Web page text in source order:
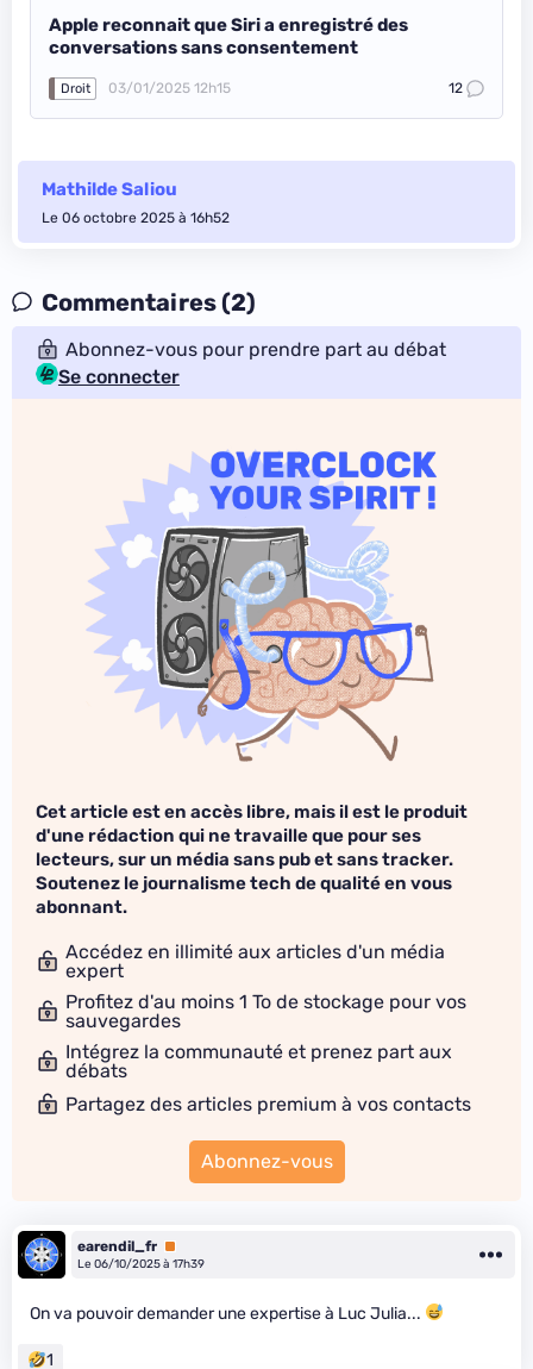
Apple reconnait que Siri a enregistré des
conversations sans consentement
Droit 03/01/2025 12h15 12
Mathilde Saliou
Le 06 octobre 2025 à 16h52
Commentaires (2)
Abonnez-vous pour prendre part au débat
Se connecter
Cet article est en accès libre, mais il est le produit
d'une rédaction qui ne travaille que pour ses
lecteurs, sur un média sans pub et sans tracker.
Soutenez le journalisme tech de qualité en vous
abonnant.
Accédez en illimité aux articles d'un média
expert
Profitez d'au moins 1 To de stockage pour vos
sauvegardes
Intégrez la communauté et prenez part aux
débats
Partagez des articles premium à vos contacts
Abonnez-vous
earendil_fr Premium
Le 06/10/2025 à 17h39
On va pouvoir demander une expertise à Luc Julia...
1